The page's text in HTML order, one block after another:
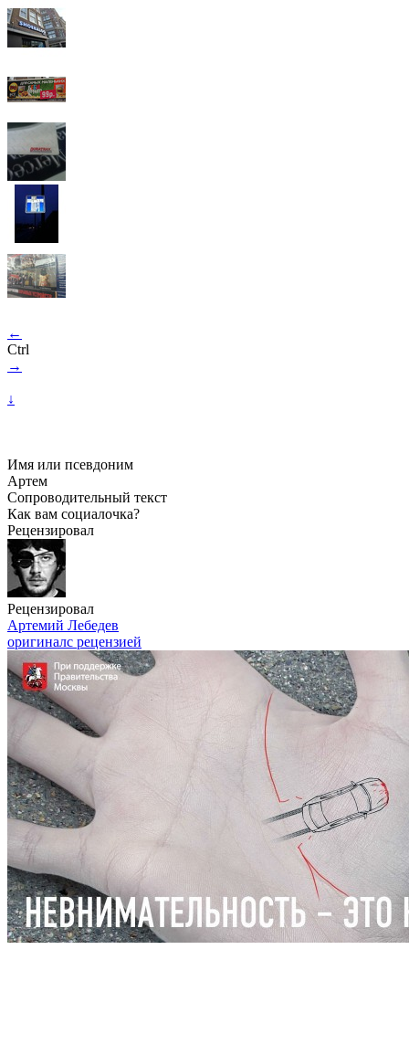
←
Ctrl
→
↓
Имя или псевдоним
Артем
Сопроводительный текст
Как вам социалочка?
Рецензировал
Рецензировал
Артемий Лебедев
оригиналс рецензией